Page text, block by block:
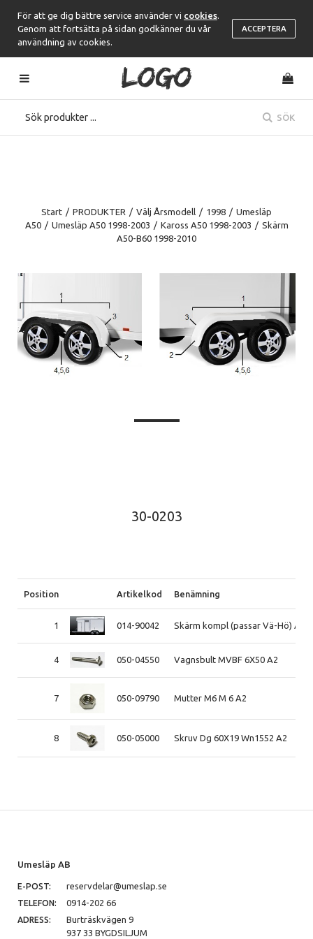
För att ge dig bättre service använder vi cookies
Genom att fortsätta på sidan godkänner du vår
användning av cookies.
ACCEPTERA
SÖK
Start / PRODUKTER / Välj Årsmodell / 1998 / Umesläp
A50 / Umesläp A50 1998-2003 / Kaross A50 1998-2003 / Skärm
A50-B60 1998-2010
30-0203
Position Artikelkod Benämning
1 014-90042 Skärm kompl (passar Vä-Hö)
4 050-04550 Vagnsbult MVBF 6X50 A2
7 050-09790 Mutter M6 M 6 A2
8 050-05000 Skruv Dg 60X19 Wn1552 A2
Umesläp AB
E-POST: reservdelar@umeslap.se
TELEFON: 0914-202 66
ADRESS:
Burträskvägen 9
937 33 BYGDSILJUM